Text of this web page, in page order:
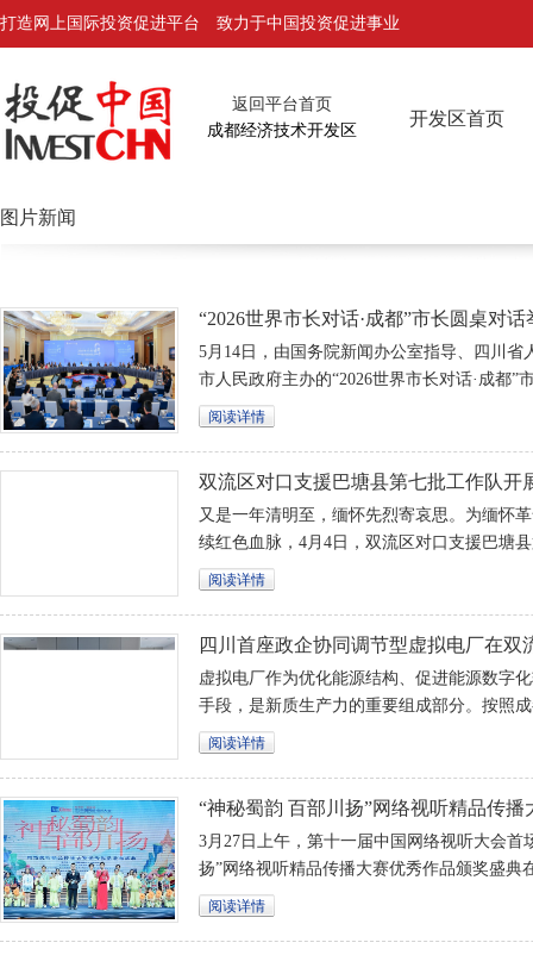
打造网上国际投资促进平台 致力于中国投资促进事业
返回平台首页
成都经济技术开发区
开发区首页
图片新闻
“2026世界市长对话·成都”市长圆桌对话
平出席并作主旨发言
5月14日，由国务院新闻办公室指导、四川省
市人民政府主办的“2026世界市长对话·成都”
副书记、市长陈书平同来自26个国家的32个
阅读详情
双流区对口支援巴塘县第七批工作队开
英烈活动
又是一年清明至，缅怀先烈寄哀思。为缅怀
续红色血脉，4月4日，双流区对口支援巴塘
前往巴塘县烈士陵园祭奠，开展“2024·铸魂·
阅读详情
四川首座政企协同调节型虚拟电厂在双
力保障也用上了新质生产力
虚拟电厂作为优化能源结构、促进能源数字
手段，是新质生产力的重要组成部分。按照
署，成都正加快推进“1+2+N”城市级虚拟电
阅读详情
“神秘蜀韵 百部川扬”网络视听精品传播
作品颁奖盛典在蓉举办
3月27日上午，第十一届中国网络视听大会首
扬”网络视听精品传播大赛优秀作品颁奖盛典
功举办。
阅读详情